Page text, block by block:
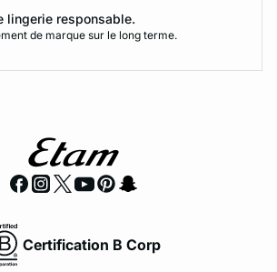
lingerie responsable.
de marque sur le long terme.
Certification B Corp